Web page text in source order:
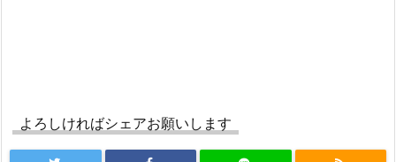
よろしければシェアお願いします